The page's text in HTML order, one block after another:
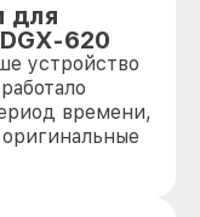
для
620
устройство
времени,